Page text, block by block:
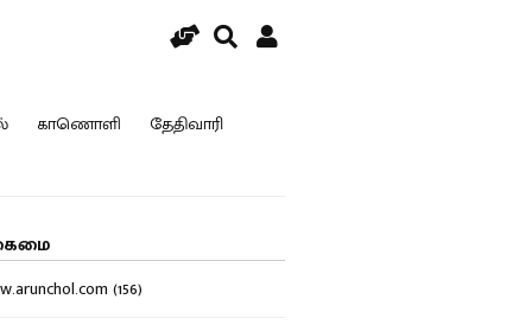
காணொளி தேதிவாரி
(156)